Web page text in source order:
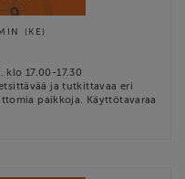
(KE)
klo 17.00-17.30
etsittävää ja tutkittavaa eri
paikkoja. Käyttötavaraa